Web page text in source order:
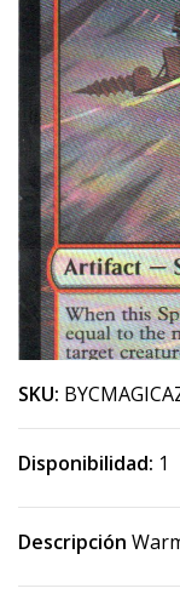
SKU:
Disponibilidad: 1
Descripción